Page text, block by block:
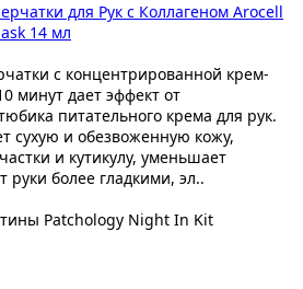
для Рук с Коллагеном Arocell
14 мл
с концентрированной крем-
минут дает эффект от
питательного крема для рук.
сухую и обезвоженную кожу,
и кутикулу, уменьшает
руки более гладкими, эл..
Patchology Night In Kit